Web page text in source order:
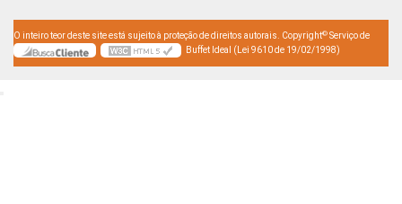
O inteiro teor deste site está sujeito à proteção de direitos autorais. Copyright© Serviço de
Buffet Ideal (Lei 9610 de 19/02/1998)